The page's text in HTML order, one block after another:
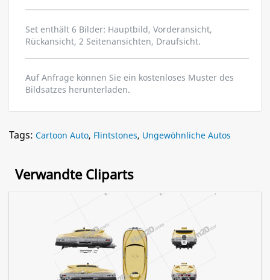
Set enthält 6 Bilder: Hauptbild, Vorderansicht,
Rückansicht, 2 Seitenansichten, Draufsicht.
Auf Anfrage können Sie ein kostenloses Muster des
Bildsatzes herunterladen.
Tags: Cartoon Auto, Flintstones, Ungewöhnliche Autos
Verwandte Cliparts